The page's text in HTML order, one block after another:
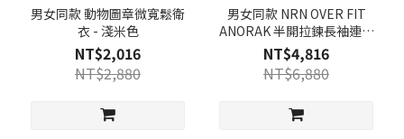
男女同款 動物圖章微寬鬆衛
衣 - 淺米色
NT$2,016
NT$2,880
男女同款 NRN OVER FIT
ANORAK 半開拉鍊長袖連帽
上衣 - 炭黑色
NT$4,816
NT$6,880